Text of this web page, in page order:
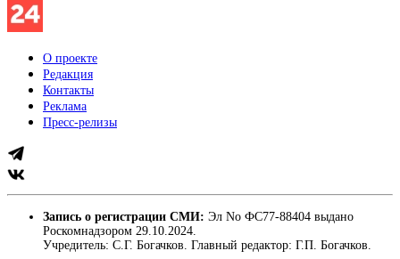
О проекте
Редакция
Контакты
Реклама
Пресс-релизы
Запись о регистрации СМИ: Эл No ФС77-88404 выдано
Роскомнадзором 29.10.2024.
Учредитель: С.Г. Богачков. Главный редактор: Г.П. Богачков.